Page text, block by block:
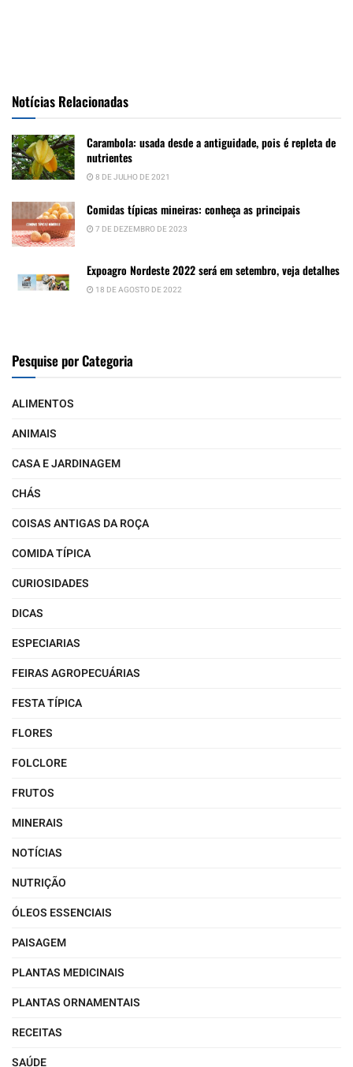
Notícias Relacionadas
Carambola: usada desde a antiguidade, pois é repleta de
nutrientes
8 DE JULHO DE 2021
Comidas típicas mineiras: conheça as principais
7 DE DEZEMBRO DE 2023
Expoagro Nordeste 2022 será em setembro, veja detalhes
18 DE AGOSTO DE 2022
Pesquise por Categoria
ALIMENTOS
ANIMAIS
CASA E JARDINAGEM
CHÁS
COISAS ANTIGAS DA ROÇA
COMIDA TÍPICA
CURIOSIDADES
DICAS
ESPECIARIAS
FEIRAS AGROPECUÁRIAS
FESTA TÍPICA
FLORES
FOLCLORE
FRUTOS
MINERAIS
NOTÍCIAS
NUTRIÇÃO
ÓLEOS ESSENCIAIS
PAISAGEM
PLANTAS MEDICINAIS
PLANTAS ORNAMENTAIS
RECEITAS
SAÚDE